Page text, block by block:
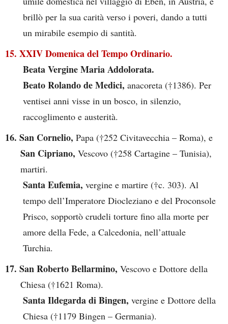
brillò per la sua carità verso i poveri, dando a tutti
un mirabile esempio di santità.
15. XXIV Domenica del Tempo Ordinario.
Beata Vergine Maria Addolorata.
Beato Rolando de Medici, anacoreta (†1386). Per
ventisei anni visse in un bosco, in silenzio,
raccoglimento e austerità.
16. San Cornelio, Papa (†252 Civitavecchia – Roma), e
San Cipriano, Vescovo (†258 Cartagine – Tunisia),
martiri.
Santa Eufemia, vergine e martire (†c. 303). Al
tempo dell’Imperatore Diocleziano e del Proconsole
Prisco, sopportò crudeli torture fino alla morte per
amore della Fede, a Calcedonia, nell’attuale
Turchia.
17. San Roberto Bellarmino, Vescovo e Dottore della
Chiesa (†1621 Roma).
Santa Ildegarda di Bingen, vergine e Dottore della
Chiesa (†1179 Bingen – Germania).